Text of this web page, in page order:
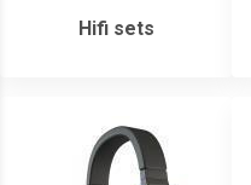
Hifi sets